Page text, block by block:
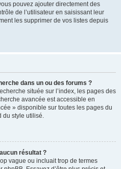
pouvez ajouter directement des
de l’utilisateur en saisissant leur
les supprimer de vos listes depuis
dans un ou des forums ?
située sur l’index, les pages des
avancée est accessible en
» disponible sur toutes les pages du
du style utilisé.
résultat ?
vague ou incluait trop de termes